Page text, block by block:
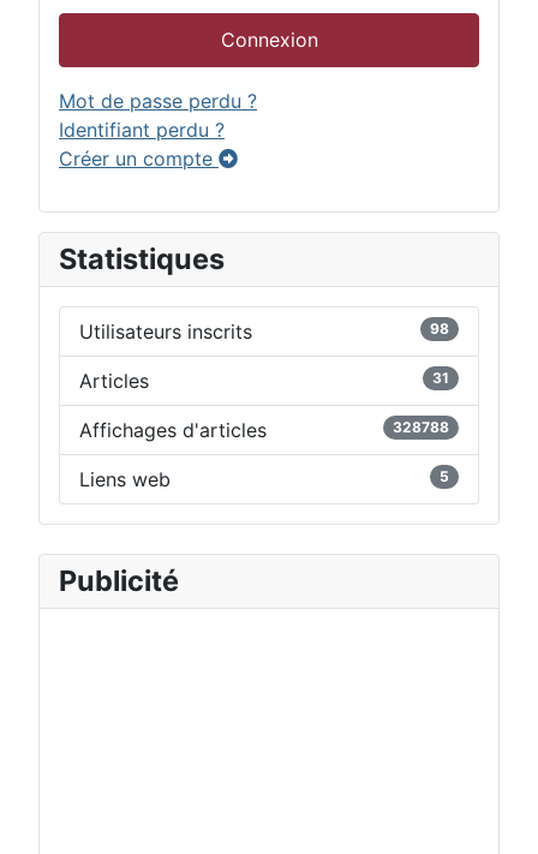
Connexion
Mot de passe perdu ?
Identifiant perdu ?
Créer un compte
Statistiques
Utilisateurs inscrits 98
Articles 31
Affichages d'articles 328788
Liens web 5
Publicité